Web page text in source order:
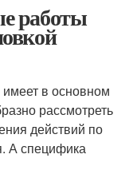
работы
в основном
рассмотреть
действий по
А специфика